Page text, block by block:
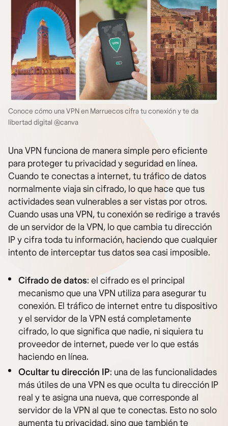
Conoce cómo una VPN en Marruecos cifra tu conexión y te da
libertad digital @canva
Una VPN funciona de manera simple pero eficiente
para proteger tu privacidad y seguridad en línea.
Cuando te conectas a internet, tu tráfico de datos
normalmente viaja sin cifrado, lo que hace que tus
actividades sean vulnerables a ser vistas por otros.
Cuando usas una VPN, tu conexión se redirige a través
de un servidor de la VPN, lo que cambia tu dirección
IP y cifra toda tu información, haciendo que cualquier
intento de interceptar tus datos sea casi imposible.
Cifrado de datos: el cifrado es el principal
mecanismo que una VPN utiliza para asegurar tu
conexión. El tráfico de internet entre tu dispositivo
y el servidor de la VPN está completamente
cifrado, lo que significa que nadie, ni siquiera tu
proveedor de internet, puede ver lo que estás
haciendo en línea.
Ocultar tu dirección IP: una de las funcionalidades
más útiles de una VPN es que oculta tu dirección IP
real y te asigna una nueva, que corresponde al
servidor de la VPN al que te conectas. Esto no solo
aumenta tu privacidad, sino que también te